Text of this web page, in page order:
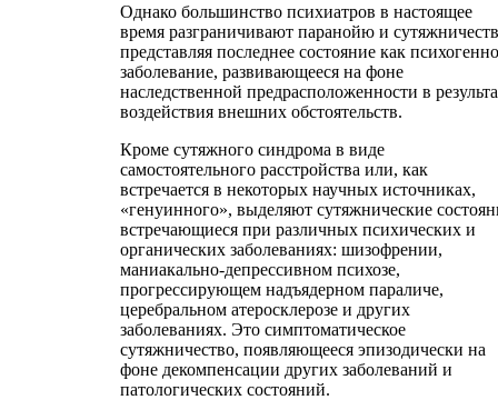
Однако большинство психиатров в настоящее
время разграничивают паранойю и
представляя последнее состояние как
заболевание, развивающееся на фоне
наследственной предрасположенности в
воздействия внешних обстоятельств.
Кроме сутяжного синдрома в виде
самостоятельного расстройства или, как
встречается в некоторых научных источниках,
«генуинного», выделяют сутяжнические
встречающиеся при различных психических и
органических заболеваниях: шизофрении,
маниакально-депрессивном психозе,
прогрессирующем надъядерном параличе,
церебральном атеросклерозе и других
заболеваниях. Это симптоматическое
сутяжничество, появляющееся эпизодически на
фоне декомпенсации других заболеваний и
патологических состояний.